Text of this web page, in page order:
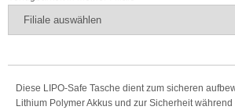
Diese LIPO-Safe Tasche dient zum sicheren
Lithium Polymer Akkus und zur Sicherheit während